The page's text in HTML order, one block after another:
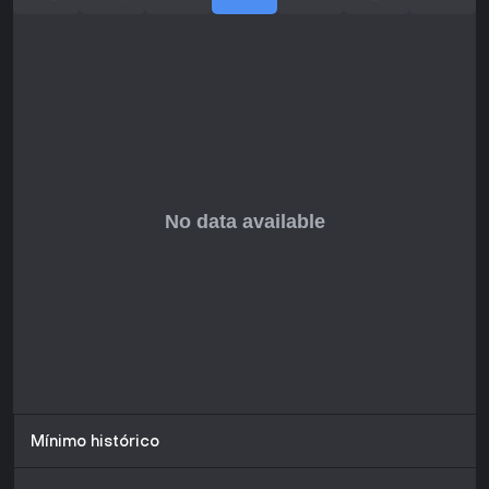
gerenciamento detalhado de veículos.
Mínimo histórico